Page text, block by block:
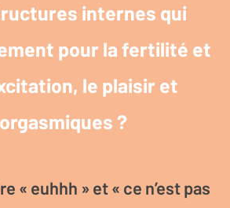
internes qui
pour la fertilité et
le plaisir et
?
« euhhh » et « ce n’est pas